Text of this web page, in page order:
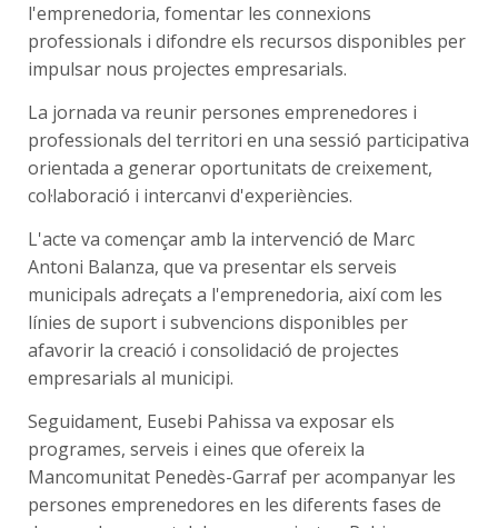
l'emprenedoria, fomentar les connexions
professionals i difondre els recursos disponibles per
impulsar nous projectes empresarials.
La jornada va reunir persones emprenedores i
professionals del territori en una sessió participativa
orientada a generar oportunitats de creixement,
col·laboració i intercanvi d'experiències.
L'acte va començar amb la intervenció de Marc
Antoni Balanza, que va presentar els serveis
municipals adreçats a l'emprenedoria, així com les
línies de suport i subvencions disponibles per
afavorir la creació i consolidació de projectes
empresarials al municipi.
Seguidament, Eusebi Pahissa va exposar els
programes, serveis i eines que ofereix la
Mancomunitat Penedès-Garraf per acompanyar les
persones emprenedores en les diferents fases de